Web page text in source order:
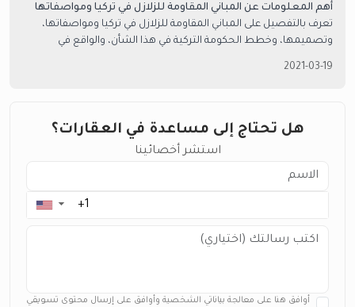
أهم المعلومات عن المباني المقاومة للزلازل في تركيا ومواصفاتها
تعرف بالتفصيل على المباني المقاومة للزلازل في تركيا ومواصفاتها،
وتصميمها، وخطط الحكومة التركية في هذا الشأن، والواقع في
2021-03-19
هل تحتاج إلى مساعدة في العقارات؟
استشر أخصائينا
▼
أوافق هنا على معالجة بياناتي الشخصية وأوافق على إرسال محتوى تسويقي